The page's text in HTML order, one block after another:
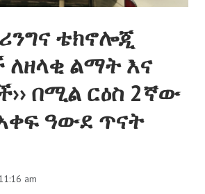
ቴክኖሎጂ
ልማት እና
በሚል ርዕስ 2ኛው
ዓውደ ጥናት
am